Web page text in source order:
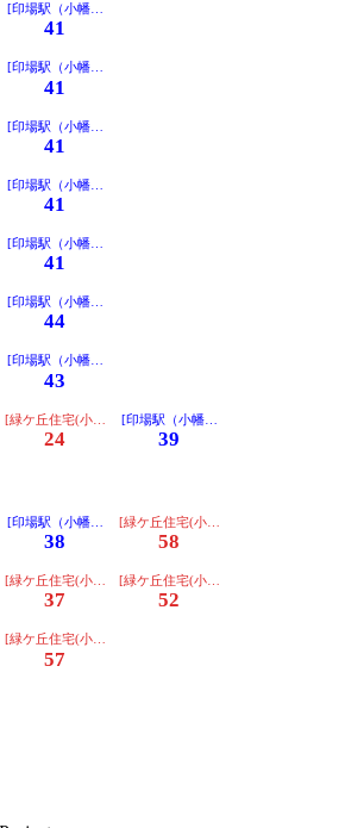
ノンステップ)ゆき]
[印場駅（小幡経由ノンステップ）ゆき]
41
ノンステップ)ゆき]
[印場駅（小幡経由ノンステップ）ゆき]
41
ノンステップ)ゆき]
[印場駅（小幡経由ノンステップ）ゆき]
41
ノンステップ)ゆき]
[印場駅（小幡経由ノンステップ）ゆき]
41
ノンステップ)ゆき]
[印場駅（小幡経由ノンステップ）ゆき]
41
ノンステップ)ゆき]
[印場駅（小幡経由ノンステップ）ゆき]
44
ノンステップ)ゆき]
[印場駅（小幡経由ノンステップ）ゆき]
43
ノンステップ)ゆき]
[緑ケ丘住宅(小幡経由ノンステップ)ゆき]
24
[印場駅（小幡経由ノンステップ）ゆ
39
ノンステップ)ゆき]
ノンステップ)ゆき]
[印場駅（小幡経由ノンステップ）ゆき]
38
[緑ケ丘住宅(小幡経由ノンステップ)
58
ンステップ）ゆき]
[緑ケ丘住宅(小幡経由ノンステップ)ゆき]
37
[緑ケ丘住宅(小幡経由ノンステップ)
52
ンステップ）ゆき]
[緑ケ丘住宅(小幡経由ノンステップ)ゆき]
57
ンステップ）ゆき]
ノンステップ)ゆき]